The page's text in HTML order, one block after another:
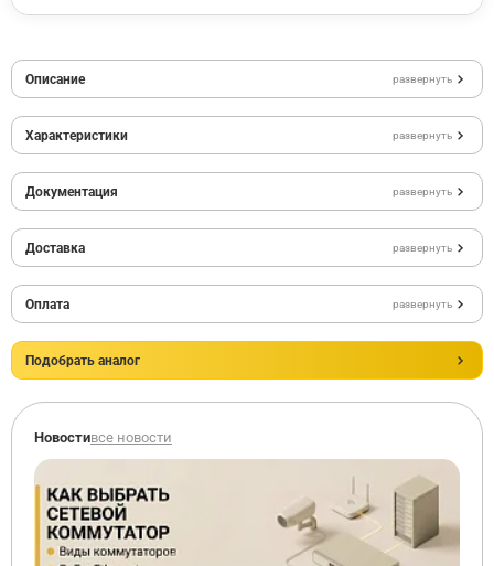
Описание развернуть
Характеристики развернуть
Документация развернуть
Доставка развернуть
Оплата развернуть
Подобрать аналог
Новостивсе новости